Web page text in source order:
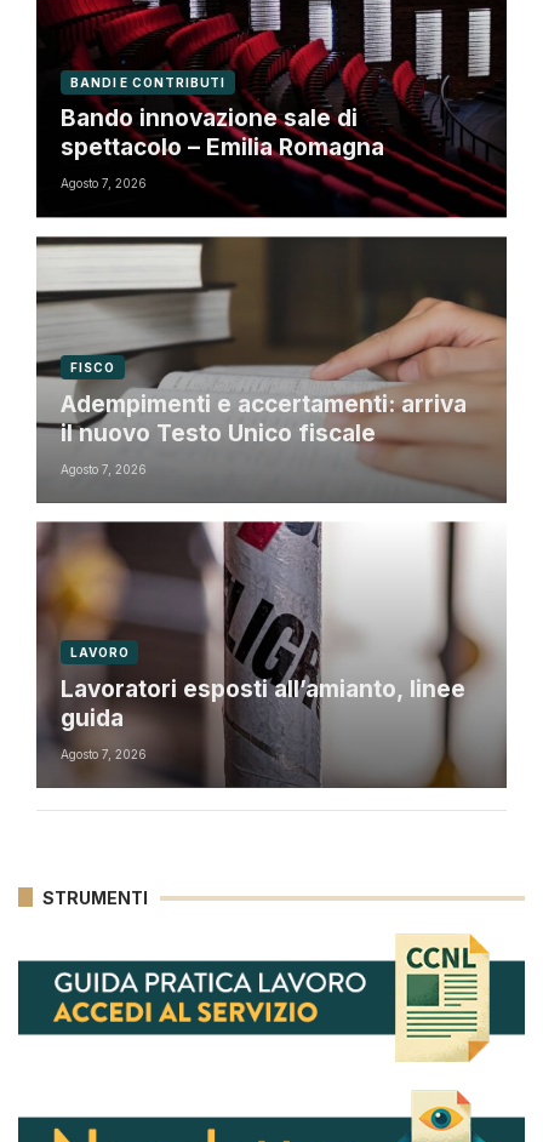
BANDI E CONTRIBUTI
Bando innovazione sale di
spettacolo – Emilia Romagna
Agosto 7, 2026
FISCO
Adempimenti e accertamenti: arriva
il nuovo Testo Unico fiscale
Agosto 7, 2026
LAVORO
Lavoratori esposti all’amianto, linee
guida
Agosto 7, 2026
STRUMENTI